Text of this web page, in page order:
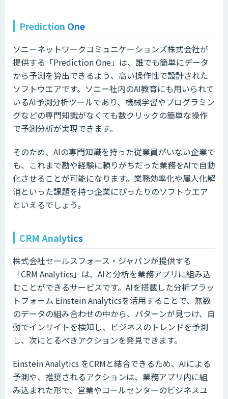
Prediction One
ソニーネットワークコミュニケーションズ株式会社が
提供する「Prediction One」は、誰でも簡単にデータ
から予測を算出できるよう、高い操作性で設計された
ソフトウエアです。ソニー社内のAI教育にも用いられて
いるAI予測分析ツールであり、機械学習やプログラミン
グなどの専門知識がなくても数クリックの簡単な操作
で予測分析が実現できます。
そのため、AIの専門知識を持った従業員がいない企業で
も、これまで勘や経験に頼りがちだった業務をAIで自動
化させることが可能になります。業務効率化や属人化解
消といった課題を持つ企業にぴったりのソフトウエア
といえるでしょう。
CRM Analytics
株式会社セールスフォース・ジャパンが提供する
「CRM Analytics」は、AIと分析を業務アプリに組み込
むことができるサービスです。AIを搭載した分析プラッ
トフォーム Einstein Analyticsを活用することで、無数
のデータの組み合わせの中から、パターンが見つけ、自
動でインサイトを検知し、ビジネスのトレンドを予測
し、次にとるべきアクションを発見できます。
Einstein Analytics をCRMと結合できるため、AIによる
予測や、推奨されるアクションは、業務アプリ内に組
み込まれた形で、営業やコールセンターのビジネスユ